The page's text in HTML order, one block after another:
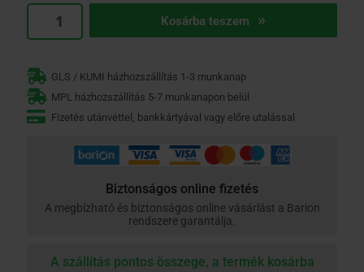
Euroll
Hardy
70mm
mennyiség
Kosárba teszem
GLS / KUMI házhozszállítás 1-3 munkanap
MPL házhozszállítás 5-7 munkanapon belül
Fizetés utánvéttel, bankkártyával vagy előre utalással
Biztonságos online fizetés
A megbízható és biztonságos online vásárlást a Barion
rendszere garantálja.
A szállítás pontos összege, a termék kosárba